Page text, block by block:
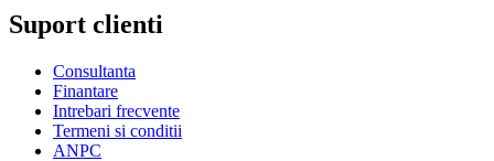
Suport clienti
Consultanta
Finantare
Intrebari frecvente
Termeni si conditii
ANPC